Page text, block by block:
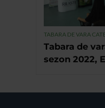
TABARA DE VARA
Tabara de
sezon 2022,